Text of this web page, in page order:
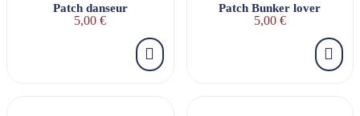
Patch danseur
5,00 €
Patch Bunker lover
5,00 €